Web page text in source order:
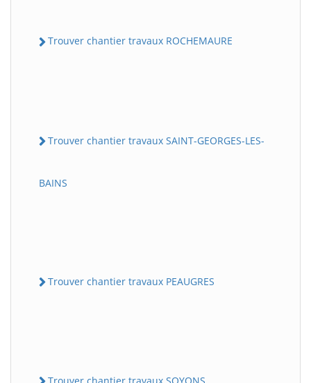
Trouver chantier travaux ROCHEMAURE
Trouver chantier travaux SAINT-GEORGES-LES-
BAINS
Trouver chantier travaux PEAUGRES